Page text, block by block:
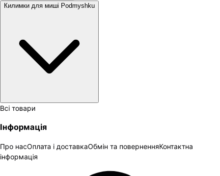
Килимки для миші Podmyshku
Всі товари
Інформація
Про насОплата і доставкаОбмін та поверненняКонтактна
інформація